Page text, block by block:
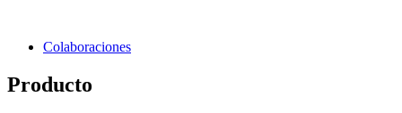
Colaboraciones
Producto